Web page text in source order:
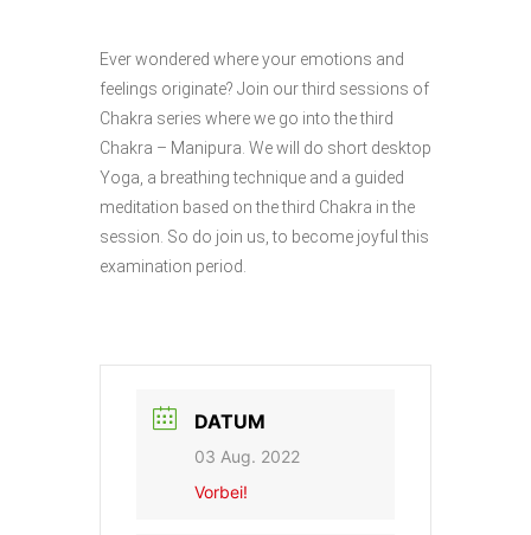
Ever wondered where your emotions and
feelings originate? Join our third sessions of
Chakra series where we go into the third
Chakra – Manipura. We will do short desktop
Yoga, a breathing technique and a guided
meditation based on the third Chakra in the
session. So do join us, to become joyful this
examination period.
DATUM
03 Aug. 2022
Vorbei!